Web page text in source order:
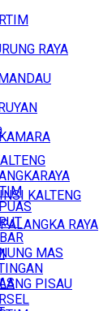
RAYA
KALTENG
RAYA
MAS
PISAU